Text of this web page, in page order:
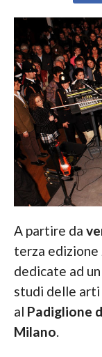
A partire da
terza edizione
dedicate ad
studi delle
al Padiglione
Milano.